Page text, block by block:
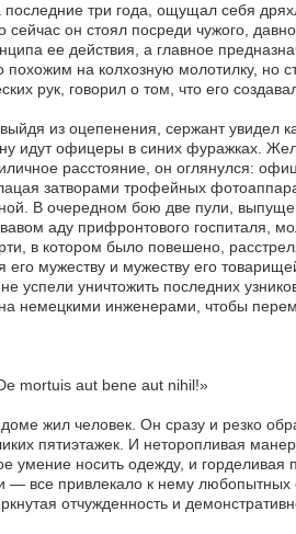
три года, ощущал себя
сейчас он стоял посреди чужого,
ее действия, а главное
похожим на колхозную молотилку, но
рук, говорил о том, что его
из оцепенения, сержант увидел
идут офицеры в синих фуражках.
расстояние, он оглянулся:
затворами трофейных
В очередном бою две пули,
аду прифронтового госпиталя,
в котором было повешено,
мужеству и мужеству его
успели уничтожить последних
немецкими инженерами, чтобы
mortuis aut bene aut nihil!»
жил человек. Он сразу и резко
пятиэтажек. И неторопливая
умение носить одежду, и горделивая
— все привлекало к нему
отчужденность и